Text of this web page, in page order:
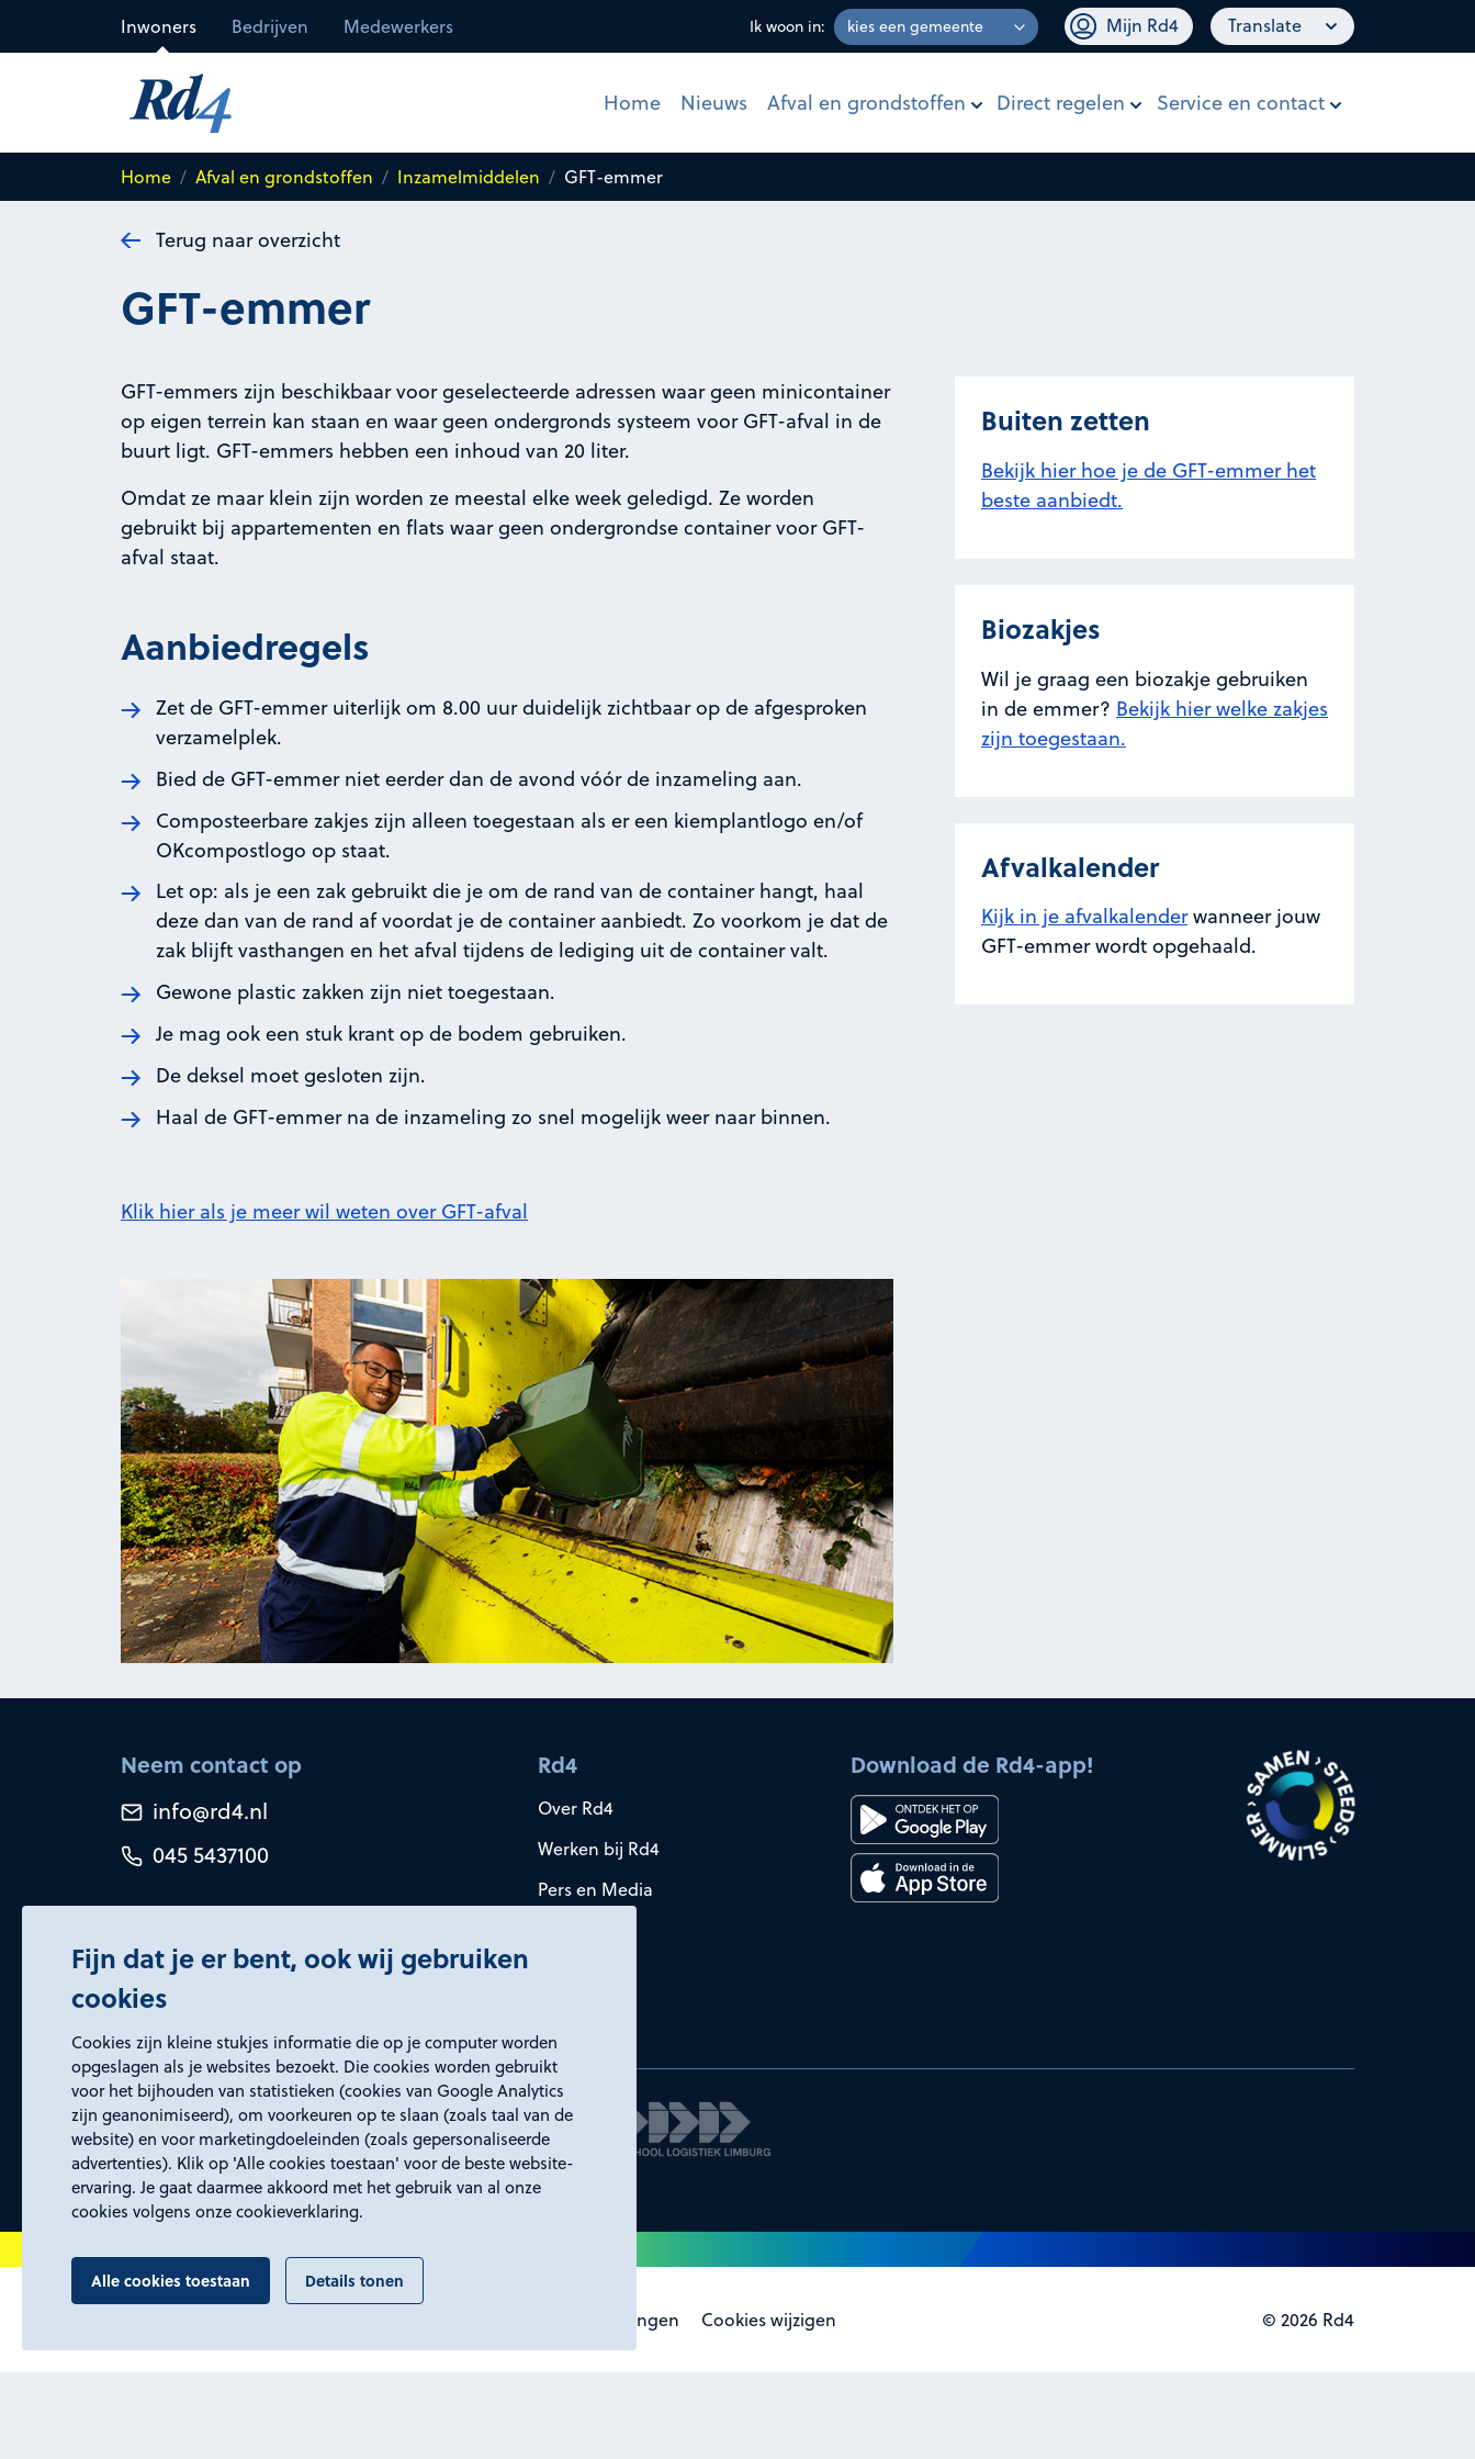
Fijn dat je er bent, ook wij gebruiken
cookies
Cookies zijn kleine stukjes informatie die op je computer worden
opgeslagen als je websites bezoekt. Die cookies worden gebruikt
voor het bijhouden van statistieken (cookies van Google Analytics
zijn geanonimiseerd), om voorkeuren op te slaan (zoals taal van de
website) en voor marketingdoeleinden (zoals gepersonaliseerde
advertenties). Klik op 'Alle cookies toestaan' voor de beste website-
ervaring. Je gaat daarmee akkoord met het gebruik van al onze
cookies volgens onze cookieverklaring.
Alle cookies toestaan Details tonen
Inwoners Bedrijven Medewerkers Ik woon in: Mijn Rd4 Translate
Home Nieuws Afval en grondstoffen Direct regelen Service en contact
Terug naar overzicht
Home Afval en grondstoffen Inzamelmiddelen GFT-emmer
GFT-emmer
GFT-emmers zijn beschikbaar voor geselecteerde adressen waar geen minicontainer
op eigen terrein kan staan en waar geen ondergronds systeem voor GFT-afval in de
buurt ligt. GFT-emmers hebben een inhoud van 20 liter.
Omdat ze maar klein zijn worden ze meestal elke week geledigd. Ze worden
gebruikt bij appartementen en flats waar geen ondergrondse container voor GFT-
afval staat.
Aanbiedregels
Zet de GFT-emmer uiterlijk om 8.00 uur duidelijk zichtbaar op de afgesproken
verzamelplek.
Bied de GFT-emmer niet eerder dan de avond vóór de inzameling aan.
Composteerbare zakjes zijn alleen toegestaan als er een kiemplantlogo en/of
OKcompostlogo op staat.
Let op: als je een zak gebruikt die je om de rand van de container hangt, haal
deze dan van de rand af voordat je de container aanbiedt. Zo voorkom je dat de
zak blijft vasthangen en het afval tijdens de lediging uit de container valt.
Gewone plastic zakken zijn niet toegestaan.
Je mag ook een stuk krant op de bodem gebruiken.
De deksel moet gesloten zijn.
Haal de GFT-emmer na de inzameling zo snel mogelijk weer naar binnen.
Klik hier als je meer wil weten over GFT-afval
Buiten zetten
Bekijk hier hoe je de GFT-emmer het
beste aanbiedt.
Biozakjes
Wil je graag een biozakje gebruiken
in de emmer? Bekijk hier welke zakjes
zijn toegestaan.
Afvalkalender
Kijk in je afvalkalenderwanneer jouw
GFT-emmer wordt opgehaald.
Neem contact op
info@rd4.nl
045 5437100
Rd4
Over Rd4
Werken bij Rd4
Pers en Media
Download de Rd4-app!
Certificeringen
Certificeringen Cookies wijzigen © 2026 Rd4